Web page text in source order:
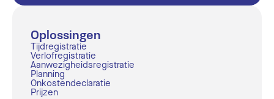
Oplossingen
Tijdregistratie
Verlofregistratie
Aanwezigheidsregistratie
Planning
Onkostendeclaratie
Prijzen